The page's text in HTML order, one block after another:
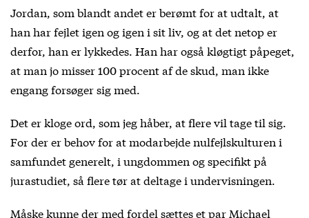
Jordan, som blandt andet er berømt for at udtalt, at
han har fejlet igen og igen i sit liv, og at det netop er
derfor, han er lykkedes. Han har også kløgtigt påpeget,
at man jo misser 100 procent af de skud, man ikke
engang forsøger sig med.
Det er kloge ord, som jeg håber, at flere vil tage til sig.
For der er behov for at modarbejde nulfejlskulturen i
samfundet generelt, i ungdommen og specifikt på
jurastudiet, så flere tør at deltage i undervisningen.
Måske kunne der med fordel sættes et par Michael